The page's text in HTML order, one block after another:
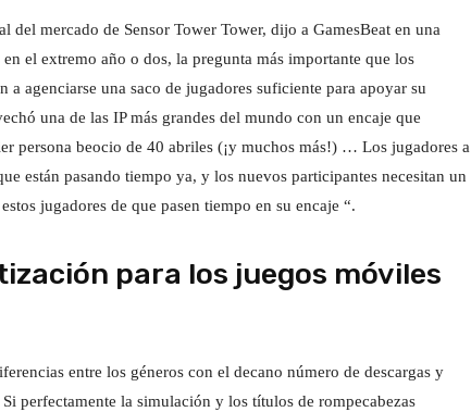
mercado de Sensor Tower Tower, dijo a GamesBeat en una
el extremo año o dos, la pregunta más importante que los
a agenciarse una saco de jugadores suficiente para apoyar su
una de las IP más grandes del mundo con un encaje que
persona beocio de 40 abriles (¡y muchos más!) … Los jugadores a
están pasando tiempo ya, y los nuevos participantes necesitan un
jugadores de que pasen tiempo en su encaje “.
para los juegos móviles
entre los géneros con el decano número de descargas y
perfectamente la simulación y los títulos de rompecabezas